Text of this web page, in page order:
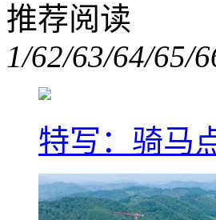
推荐阅读
1/62/63/64/65/6
特写：骑马